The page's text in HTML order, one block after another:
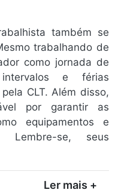
também se
trabalhando de
como jornada de
e férias
CLT. Além disso,
por garantir as
equipamentos e
Lembre-se, seus
Ler mais +